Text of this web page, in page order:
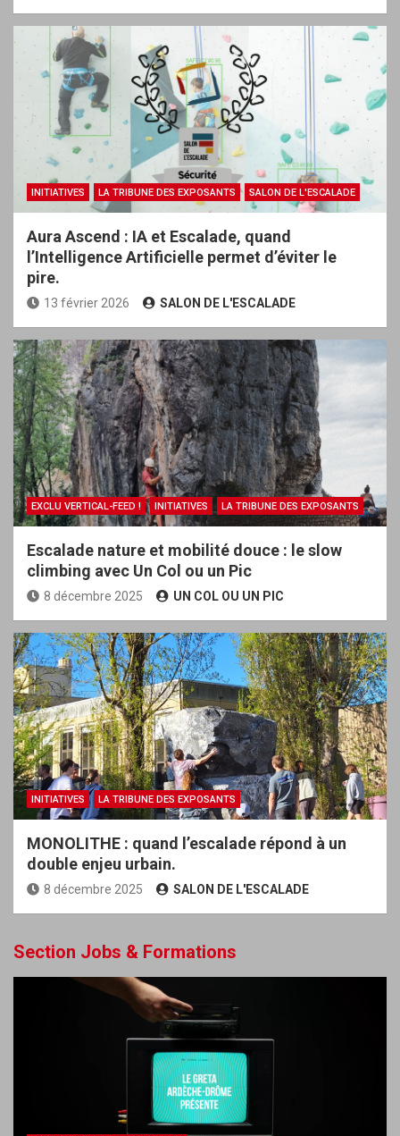
INITIATIVES LA TRIBUNE DES EXPOSANTS SALON DE L'ESCALADE
Aura Ascend : IA et Escalade, quand
l’Intelligence Artificielle permet d’éviter le
pire.
13 février 2026 SALON DE L'ESCALADE
EXCLU VERTICAL-FEED ! INITIATIVES LA TRIBUNE DES EXPOSANTS
Escalade nature et mobilité douce : le slow
climbing avec Un Col ou un Pic
8 décembre 2025 UN COL OU UN PIC
INITIATIVES LA TRIBUNE DES EXPOSANTS
MONOLITHE : quand l’escalade répond à un
double enjeu urbain.
8 décembre 2025 SALON DE L'ESCALADE
Section Jobs & Formations